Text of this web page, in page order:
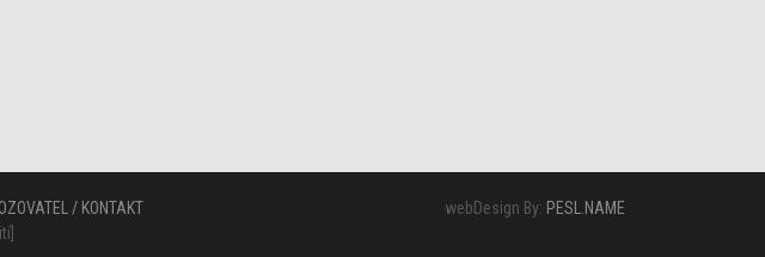
/ KONTAKT
]
webDesign By: PESL.NAME